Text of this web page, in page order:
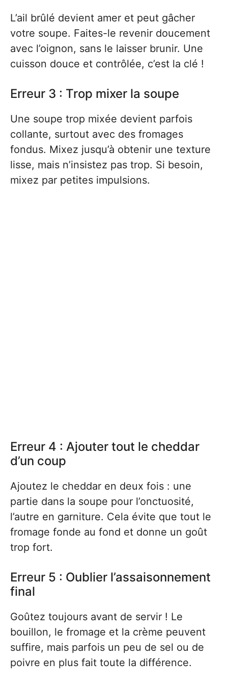
L’ail brûlé devient amer et peut gâcher
votre soupe. Faites-le revenir doucement
avec l’oignon, sans le laisser brunir. Une
cuisson douce et contrôlée, c’est la clé !
Erreur 3 : Trop mixer la soupe
Une soupe trop mixée devient parfois
collante, surtout avec des fromages
fondus. Mixez jusqu’à obtenir une texture
lisse, mais n’insistez pas trop. Si besoin,
mixez par petites impulsions.
Erreur 4 : Ajouter tout le cheddar
d’un coup
Ajoutez le cheddar en deux fois : une
partie dans la soupe pour l’onctuosité,
l’autre en garniture. Cela évite que tout le
fromage fonde au fond et donne un goût
trop fort.
Erreur 5 : Oublier l’assaisonnement
final
Goûtez toujours avant de servir ! Le
bouillon, le fromage et la crème peuvent
suffire, mais parfois un peu de sel ou de
poivre en plus fait toute la différence.